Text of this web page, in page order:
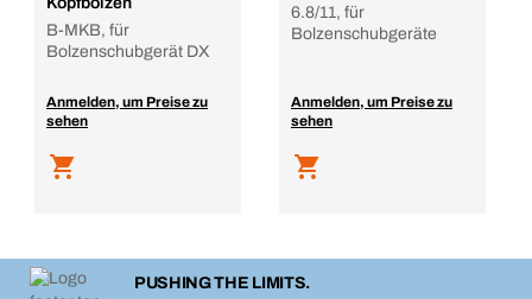
B-MKB, für
Bolzenschubgerät DX
Anmelden, um Preise zu
sehen
6.8/11, für
Bolzenschubgeräte
Anmelden, um Preise zu
sehen
PUSHING THE LIMITS.